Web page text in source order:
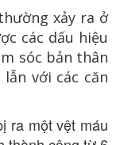
xảy ra ở
các dấu hiệu
sóc bản thân
với các căn
ra một vệt máu